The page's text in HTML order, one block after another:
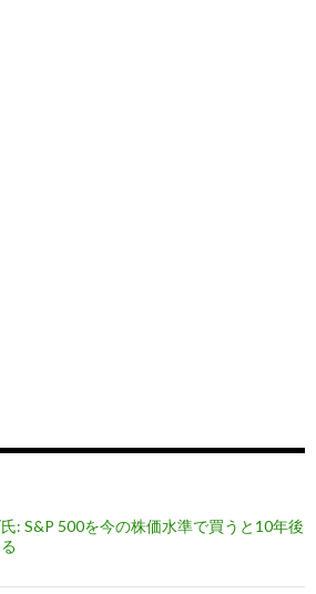
: S&P 500を今の株価水準で買うと10年後